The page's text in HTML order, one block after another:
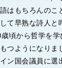
はもちろんのこ
て早熟な詩人と
頃から哲学を
つようになりま
ン国会議員に選